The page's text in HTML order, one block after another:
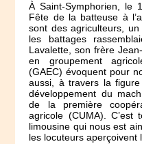
À Saint-Symphorien, le
Fête de la batteuse à
sont des agriculteurs,
les battages
Lavalette, son frère
en groupement
(GAEC) évoquent pour
aussi, à travers la
développement du
de la première
agricole (CUMA). C’est
limousine qui nous est
les locuteurs aperçoivent